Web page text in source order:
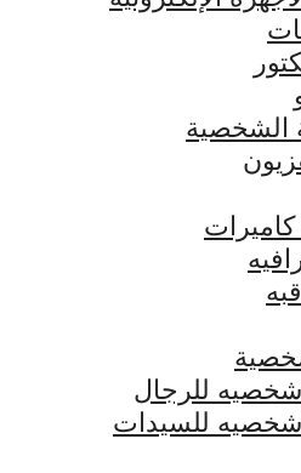
الشخصية
شخصيه للرجال
شخصيه للسيدات